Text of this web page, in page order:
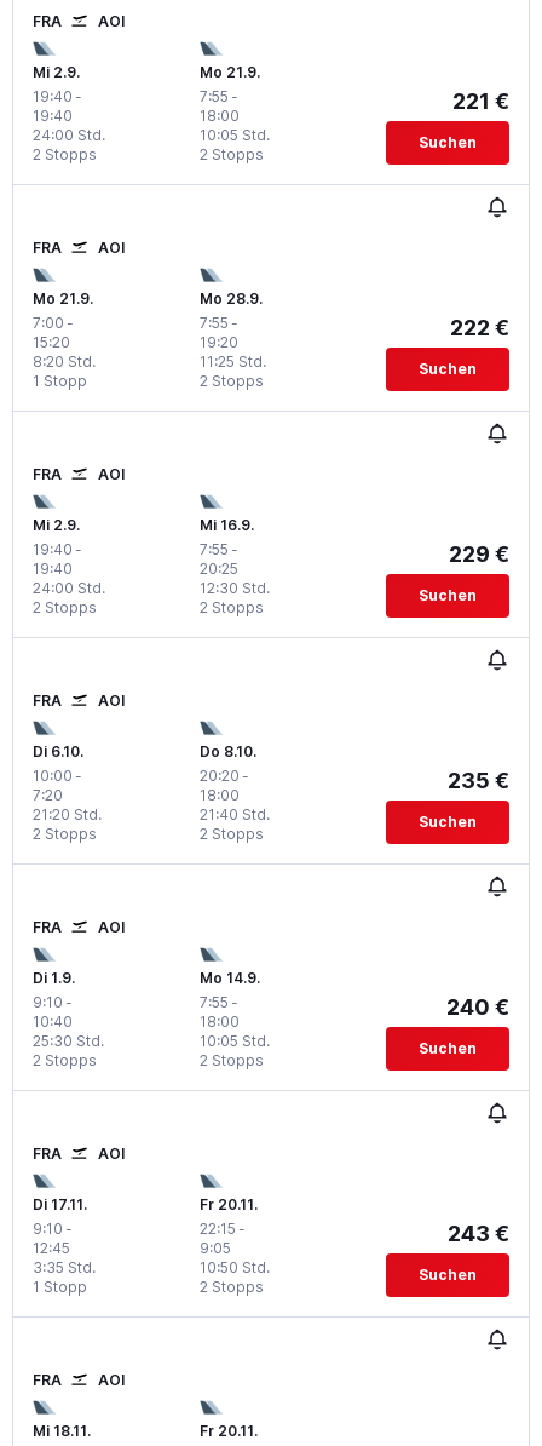
FRA AOI
Mi 2.9.
19:40 -
19:40
2 Stopps
24:00 Std.
Mo 21.9.
7:55 -
18:00
2 Stopps
10:05 Std.
221 €
Suchen
FRA AOI
Mo 21.9.
7:00 -
15:20
1 Stopp
8:20 Std.
Mo 28.9.
7:55 -
19:20
2 Stopps
11:25 Std.
222 €
Suchen
FRA AOI
Mi 2.9.
19:40 -
19:40
2 Stopps
24:00 Std.
Mi 16.9.
7:55 -
20:25
2 Stopps
12:30 Std.
229 €
Suchen
FRA AOI
Di 6.10.
10:00 -
7:20
2 Stopps
21:20 Std.
Do 8.10.
20:20 -
18:00
2 Stopps
21:40 Std.
235 €
Suchen
FRA AOI
Di 1.9.
9:10 -
10:40
2 Stopps
25:30 Std.
Mo 14.9.
7:55 -
18:00
2 Stopps
10:05 Std.
240 €
Suchen
FRA AOI
Di 17.11.
9:10 -
12:45
1 Stopp
3:35 Std.
Fr 20.11.
22:15 -
9:05
2 Stopps
10:50 Std.
243 €
Suchen
FRA AOI
Mi 18.11.
Fr 20.11.